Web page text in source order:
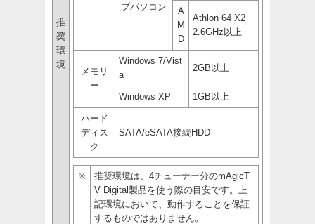
推
奨
環
境
プパソコン
A
M
D
Athlon 64 X2
2.6GHz以上
メモリ
ー
Windows 7/Vist
a
2GB以上
Windows XP 1GB以上
ハード
ディス
ク
SATA/eSATA接続HDD
※
推奨環境は、4チューナー分のmAgicT
V Digital製品を使う際の目安です。上
記環境において、動作することを保証
するものではありません。